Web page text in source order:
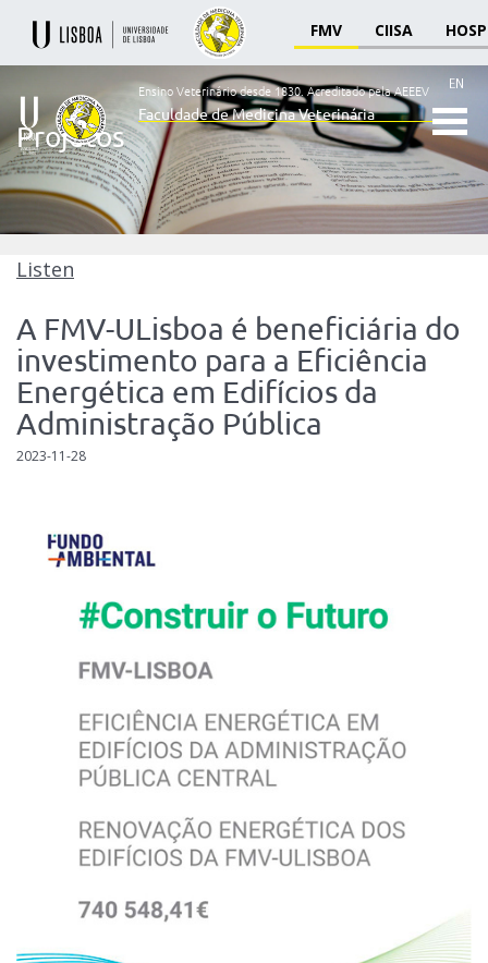
FMV CIISA
Ensino
Veterinário
desde
Faculdade
de
Veterinária
EN
Ensino Veterinário desde 1830.Acreditado pela AEEEV
Faculdade de Medicina Veterinária
Projetos
Listen
A FMV-ULisboa é beneficiária do
investimento para a Eficiência
Energética em Edifícios da
Administração Pública
2023-11-28